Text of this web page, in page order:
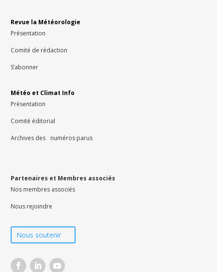
Revue la Météorologie
Présentation
Comité de rédaction
S’abonner
Météo et Climat Info
Présentation
Comité éditorial
Archives des numéros parus
Partenaires et Membres associés
Nos membres associés
Nous rejoindre
Nous soutenir